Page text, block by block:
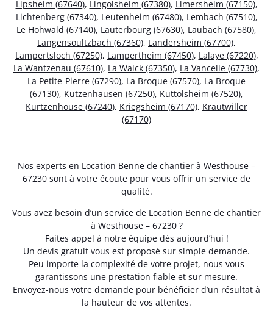
Lipsheim (67640), Lingolsheim (67380), Limersheim (67150),
Lichtenberg (67340), Leutenheim (67480), Lembach (67510),
Le Hohwald (67140), Lauterbourg (67630), Laubach (67580),
Langensoultzbach (67360), Landersheim (67700),
Lampertsloch (67250), Lampertheim (67450), Lalaye (67220),
La Wantzenau (67610), La Walck (67350), La Vancelle (67730),
La Petite-Pierre (67290), La Broque (67570), La Broque
(67130), Kutzenhausen (67250), Kuttolsheim (67520),
Kurtzenhouse (67240), Kriegsheim (67170), Krautwiller
(67170)
Nos experts en Location Benne de chantier à Westhouse –
67230 sont à votre écoute pour vous offrir un service de
qualité.
Vous avez besoin d’un service de Location Benne de chantier
à Westhouse – 67230 ?
Faites appel à notre équipe dès aujourd’hui !
Un devis gratuit vous est proposé sur simple demande.
Peu importe la complexité de votre projet, nous vous
garantissons une prestation fiable et sur mesure.
Envoyez-nous votre demande pour bénéficier d’un résultat à
la hauteur de vos attentes.